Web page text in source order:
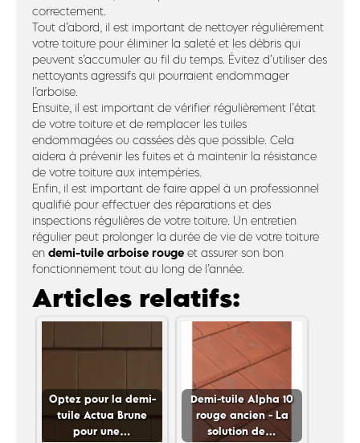
correctement.
Tout d’abord, il est important de nettoyer régulièrement
votre toiture pour éliminer la saleté et les débris qui
peuvent s’accumuler au fil du temps. Évitez d’utiliser des
nettoyants agressifs qui pourraient endommager
l’arboise.
Ensuite, il est important de vérifier régulièrement l’état
de votre toiture et de remplacer les tuiles
endommagées ou cassées dès que possible. Cela
aidera à prévenir les fuites et à maintenir la résistance
de votre toiture aux intempéries.
Enfin, il est important de faire appel à un professionnel
qualifié pour effectuer des réparations et des
inspections régulières de votre toiture. Un entretien
régulier peut prolonger la durée de vie de votre toiture
en demi-tuile arboise rouge et assurer son bon
fonctionnement tout au long de l’année.
Articles relatifs:
Optez pour la demi-
tuile Actua Brune
pour une…
Demi-tuile Alpha 10
rouge ancien - La
solution de…